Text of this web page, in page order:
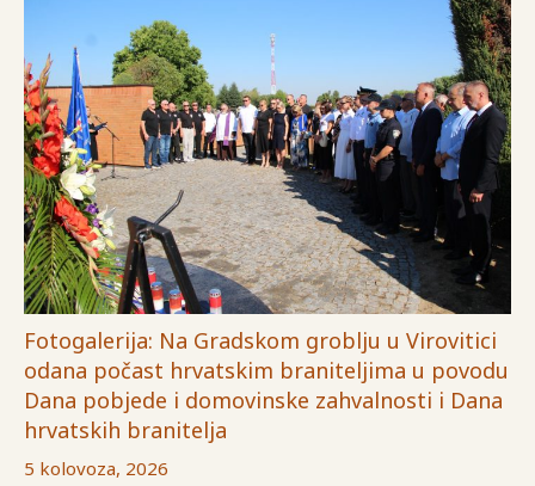
Fotogalerija: Na Gradskom groblju u Virovitici
odana počast hrvatskim braniteljima u povodu
Dana pobjede i domovinske zahvalnosti i Dana
hrvatskih branitelja
5 kolovoza, 2026